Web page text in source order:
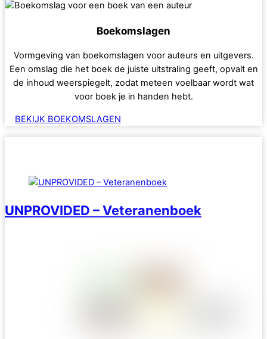
Boekomslagen
Vormgeving van boekomslagen voor auteurs en uitgevers.
Een omslag die het boek de juiste uitstraling geeft, opvalt en
de inhoud weerspiegelt, zodat meteen voelbaar wordt wat
voor boek je in handen hebt.
BEKIJK BOEKOMSLAGEN
UNPROVIDED – Veteranenboek